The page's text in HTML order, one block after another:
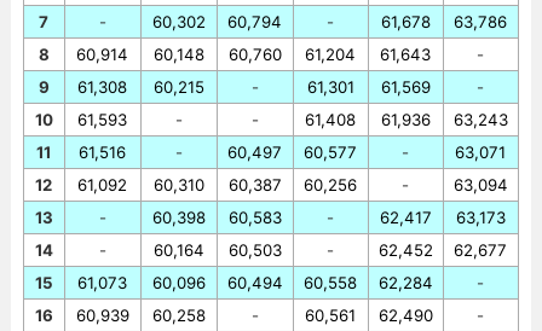
7
8
9
10
11
12
13
14
15
16
-
60,914
61,308
61,593
61,516
61,092
-
-
61,073
60,939
60,302
60,148
60,215
-
-
60,310
60,398
60,164
60,096
60,258
60,794
60,760
-
-
60,497
60,387
60,583
60,503
60,494
-
-
61,204
61,301
61,408
60,577
60,256
-
-
60,558
60,561
61,678
61,643
61,569
61,936
-
-
62,417
62,452
62,284
62,490
63,786
-
-
63,243
63,071
63,094
63,173
62,677
-
-